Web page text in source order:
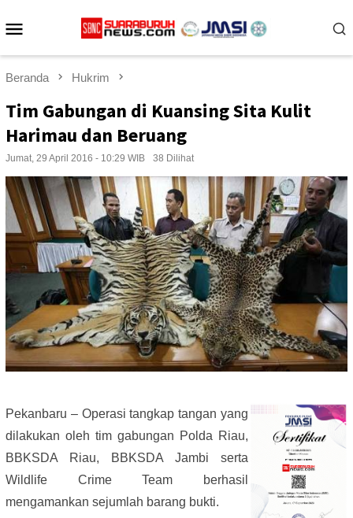
ke
Beranda Hukrim
Tim Gabungan di Kuansing Sita Kulit
Harimau dan Beruang
Jumat, 29 April 2016 - 10:29 WIB 38 Dilihat
Pekanbaru – Operasi tangkap tangan yang
dilakukan oleh tim gabungan Polda Riau,
BBKSDA Riau, BBKSDA Jambi serta
Wildlife Crime Team berhasil
mengamankan sejumlah barang bukti.